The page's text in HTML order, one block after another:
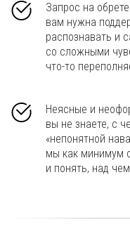
Запрос на
вам нужна
распознавать и
со сложными
что-то
Неясные и
вы не знаете, с
«непонятной
мы как минимум
и понять, над